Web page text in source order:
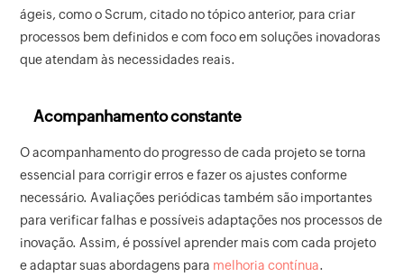
ágeis, como o Scrum, citado no tópico anterior, para criar
processos bem definidos e com foco em soluções inovadoras
que atendam às necessidades reais.
Acompanhamento constante
O acompanhamento do progresso de cada projeto se torna
essencial para corrigir erros e fazer os ajustes conforme
necessário. Avaliações periódicas também são importantes
para verificar falhas e possíveis adaptações nos processos de
inovação. Assim, é possível aprender mais com cada projeto
e adaptar suas abordagens para melhoria contínua.